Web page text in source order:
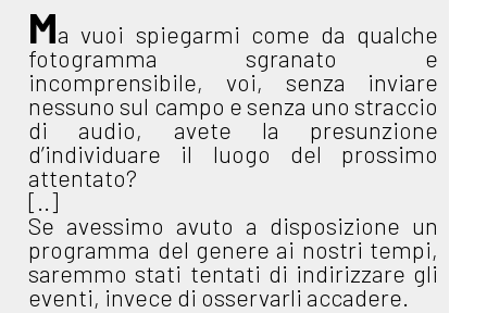
Ma vuoi spiegarmi come da qualche
fotogramma sgranato e
incomprensibile, voi, senza inviare
nessuno sul campo e senza uno straccio
di audio, avete la presunzione
d’individuare il luogo del prossimo
attentato?
[..]
Se avessimo avuto a disposizione un
programma del genere ai nostri tempi,
saremmo stati tentati di indirizzare gli
eventi, invece di osservarli accadere.